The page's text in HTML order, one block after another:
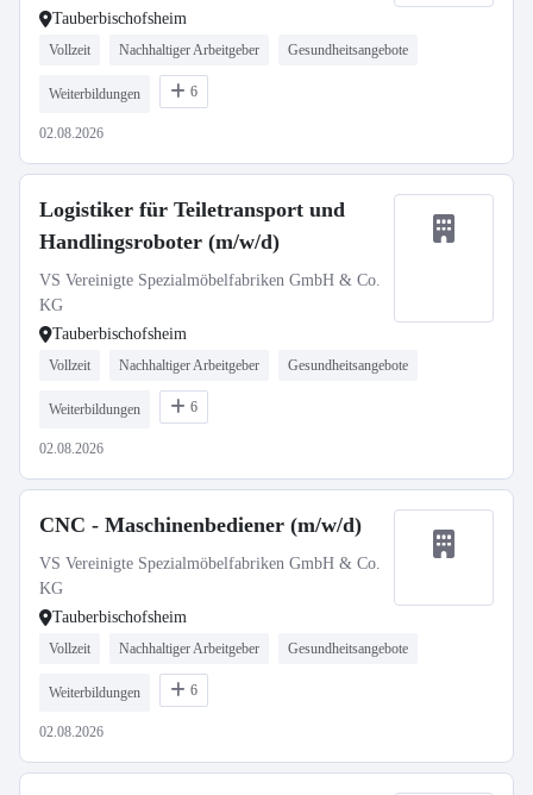
Tauberbischofsheim
Vollzeit Nachhaltiger Arbeitgeber Gesundheitsangebote
Weiterbildungen 6
02.08.2026
Logistiker für Teiletransport und
Handlingsroboter (m/w/d)
VS Vereinigte Spezialmöbelfabriken GmbH & Co.
KG
Tauberbischofsheim
Vollzeit Nachhaltiger Arbeitgeber Gesundheitsangebote
Weiterbildungen 6
02.08.2026
CNC - Maschinenbediener (m/w/d)
VS Vereinigte Spezialmöbelfabriken GmbH & Co.
KG
Tauberbischofsheim
Vollzeit Nachhaltiger Arbeitgeber Gesundheitsangebote
Weiterbildungen 6
02.08.2026